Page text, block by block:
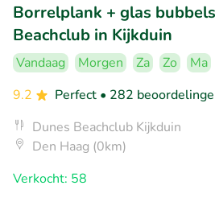
Borrelplank + glas
Beachclub in Kijkduin
Vandaag Morgen Za Zo Ma
9.2
Perfect • 282
Dunes Beachclub Kijkduin
Den Haag (0km)
Verkocht: 58